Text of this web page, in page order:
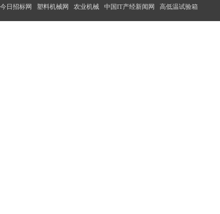
今日招标网
塑料机械网 农业机械 中国IT产经新闻网 高低温试验箱